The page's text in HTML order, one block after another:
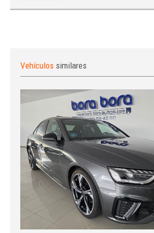
Iniciar sesión
Vehículos similares